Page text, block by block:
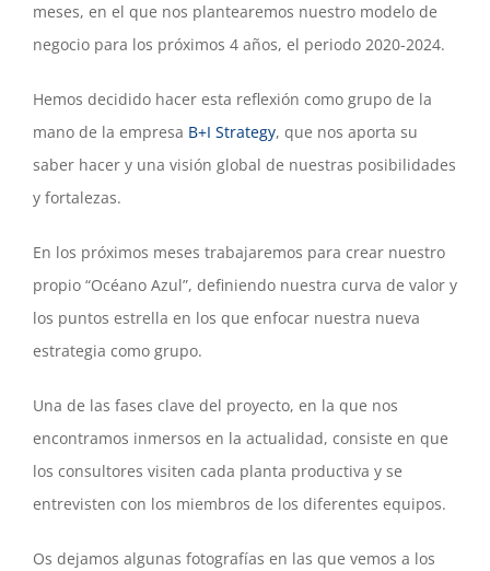
meses, en el que nos plantearemos nuestro modelo de
negocio para los próximos 4 años, el periodo 2020-2024.
Hemos decidido hacer esta reflexión como grupo de la
mano de la empresa B+I Strategy, que nos aporta su
saber hacer y una visión global de nuestras posibilidades
y fortalezas.
En los próximos meses trabajaremos para crear nuestro
propio “Océano Azul”, definiendo nuestra curva de valor y
los puntos estrella en los que enfocar nuestra nueva
estrategia como grupo.
Una de las fases clave del proyecto, en la que nos
encontramos inmersos en la actualidad, consiste en que
los consultores visiten cada planta productiva y se
entrevisten con los miembros de los diferentes equipos.
Os dejamos algunas fotografías en las que vemos a los